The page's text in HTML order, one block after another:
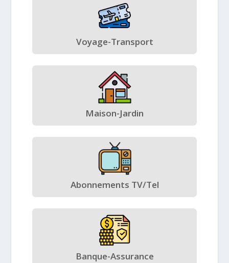
Voyage-Transport
Maison-Jardin
Abonnements TV/Tel
Banque-Assurance